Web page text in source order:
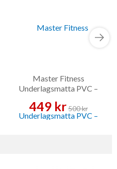
Master Fitness
Underlagsmatta PVC –
449 kr500 kr